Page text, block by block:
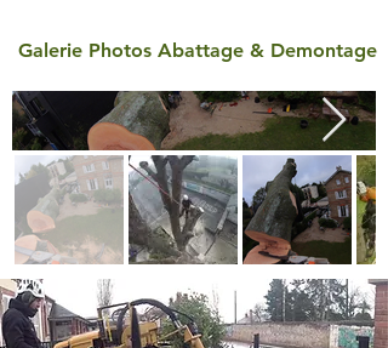
Galerie Photos Abattage & Demontage